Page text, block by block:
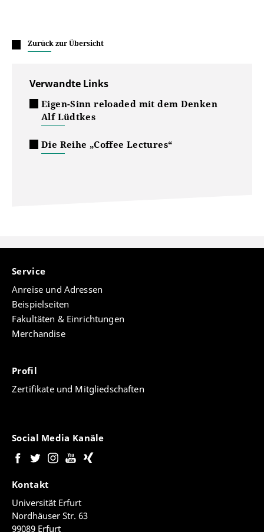
Zurück zur Übersicht
Verwandte Links
Eigen-Sinn reloaded mit dem Denken
Alf Lüdtkes
Die Reihe „Coffee Lectures“
Service
Anreise und Adressen
Beispielseiten
Fakultäten & Einrichtungen
Merchandise
Profil
Zertifikate und Mitgliedschaften
Social Media Kanäle
Kontakt
Universität Erfurt
Nordhäuser Str. 63
99089 Erfurt